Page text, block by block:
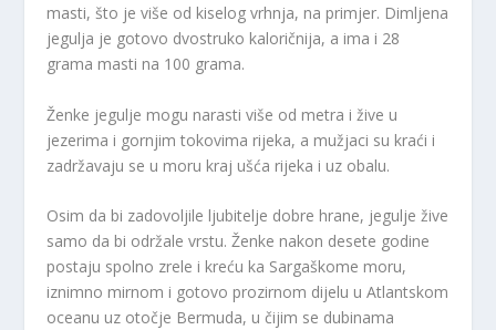
masti, što je više od kiselog vrhnja, na primjer. Dimljena
jegulja je gotovo dvostruko kaloričnija, a ima i 28
grama masti na 100 grama.
Ženke jegulje mogu narasti više od metra i žive u
jezerima i gornjim tokovima rijeka, a mužjaci su kraći i
zadržavaju se u moru kraj ušća rijeka i uz obalu.
Osim da bi zadovoljile ljubitelje dobre hrane, jegulje žive
samo da bi održale vrstu. Ženke nakon desete godine
postaju spolno zrele i kreću ka Sargaškome moru,
iznimno mirnom i gotovo prozirnom dijelu u Atlantskom
oceanu uz otočje Bermuda, u čijim se dubinama